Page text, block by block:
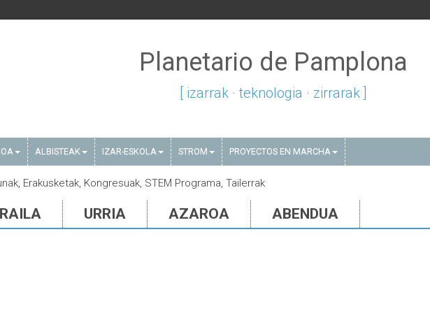
Planetario de Pamplona
[ izarrak · teknologia · zirrarak ]
ALBISTEAK IZAR-ESKOLA STROM PROYECTOS EN MARCHA
Erakusketak, Kongresuak, STEM Programa, Tailerrak
URRIA AZAROA ABENDUA